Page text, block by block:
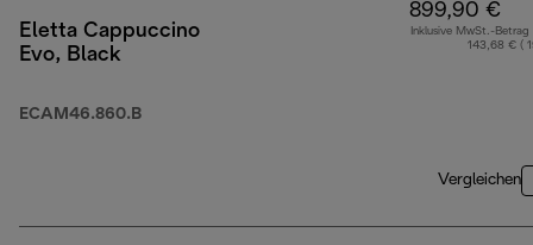
Eletta Cappuccino
Evo, Black
ECAM46.860.B
899,90 €
Inklusive MwSt.-Betrag
143,68 € (
Vergleichen